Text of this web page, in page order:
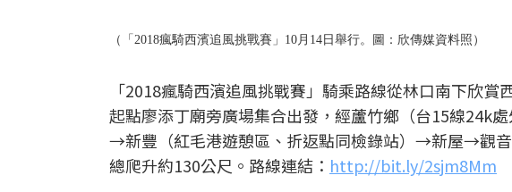
（「2018瘋騎西濱追風挑戰賽」10月14日舉行。圖：欣傳媒資料照）
「2018瘋騎西濱追風挑戰賽」騎乘路線從林口南下欣
起點廖添丁廟旁廣場集合出發，經蘆竹鄉（台15線
→新豐（紅毛港遊憩區、折返點同檢錄站）→新屋→觀
總爬升約130公尺。路線連結： http://bit.ly/2sjm8Mm